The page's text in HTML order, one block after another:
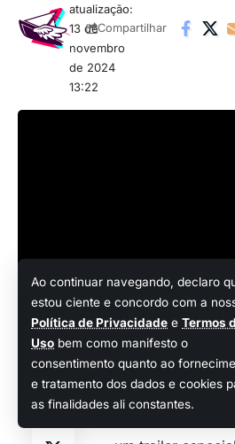
Ao continuar navegando, declaro
estou ciente e concordo com a
Política de Privacidade e Termos
Uso bem como manifesto o
consentimento quanto ao
e tratamento dos dados e cookies
as finalidades ali constantes.
atualização:
13 de
novembro
de 2024
13:22
Compartilhar
Se você é fã de
sobrevivência , é
Astrolabe
Funcom